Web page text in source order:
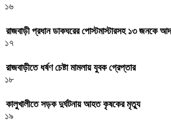
১৬
রাজবাড়ী প্রধান ডাকঘরের পোস্টমাস্টারসহ ১৩ জনকে
১৭
রাজবাড়ীতে ধর্ষণ চেষ্টা মামলায় যুবক গ্রেপ্তার
১৮
কালুখালীতে সড়ক দুর্ঘটনায় আহত কৃষকের মৃত্যু
১৯